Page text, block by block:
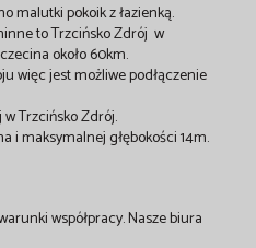
malutki pokoik z łazienką.
to Trzcińsko Zdrój w
około 60km.
więc jest możliwe podłączenie
Trzcińsko Zdrój.
i maksymalnej głębokości 14m.
współpracy. Nasze biura